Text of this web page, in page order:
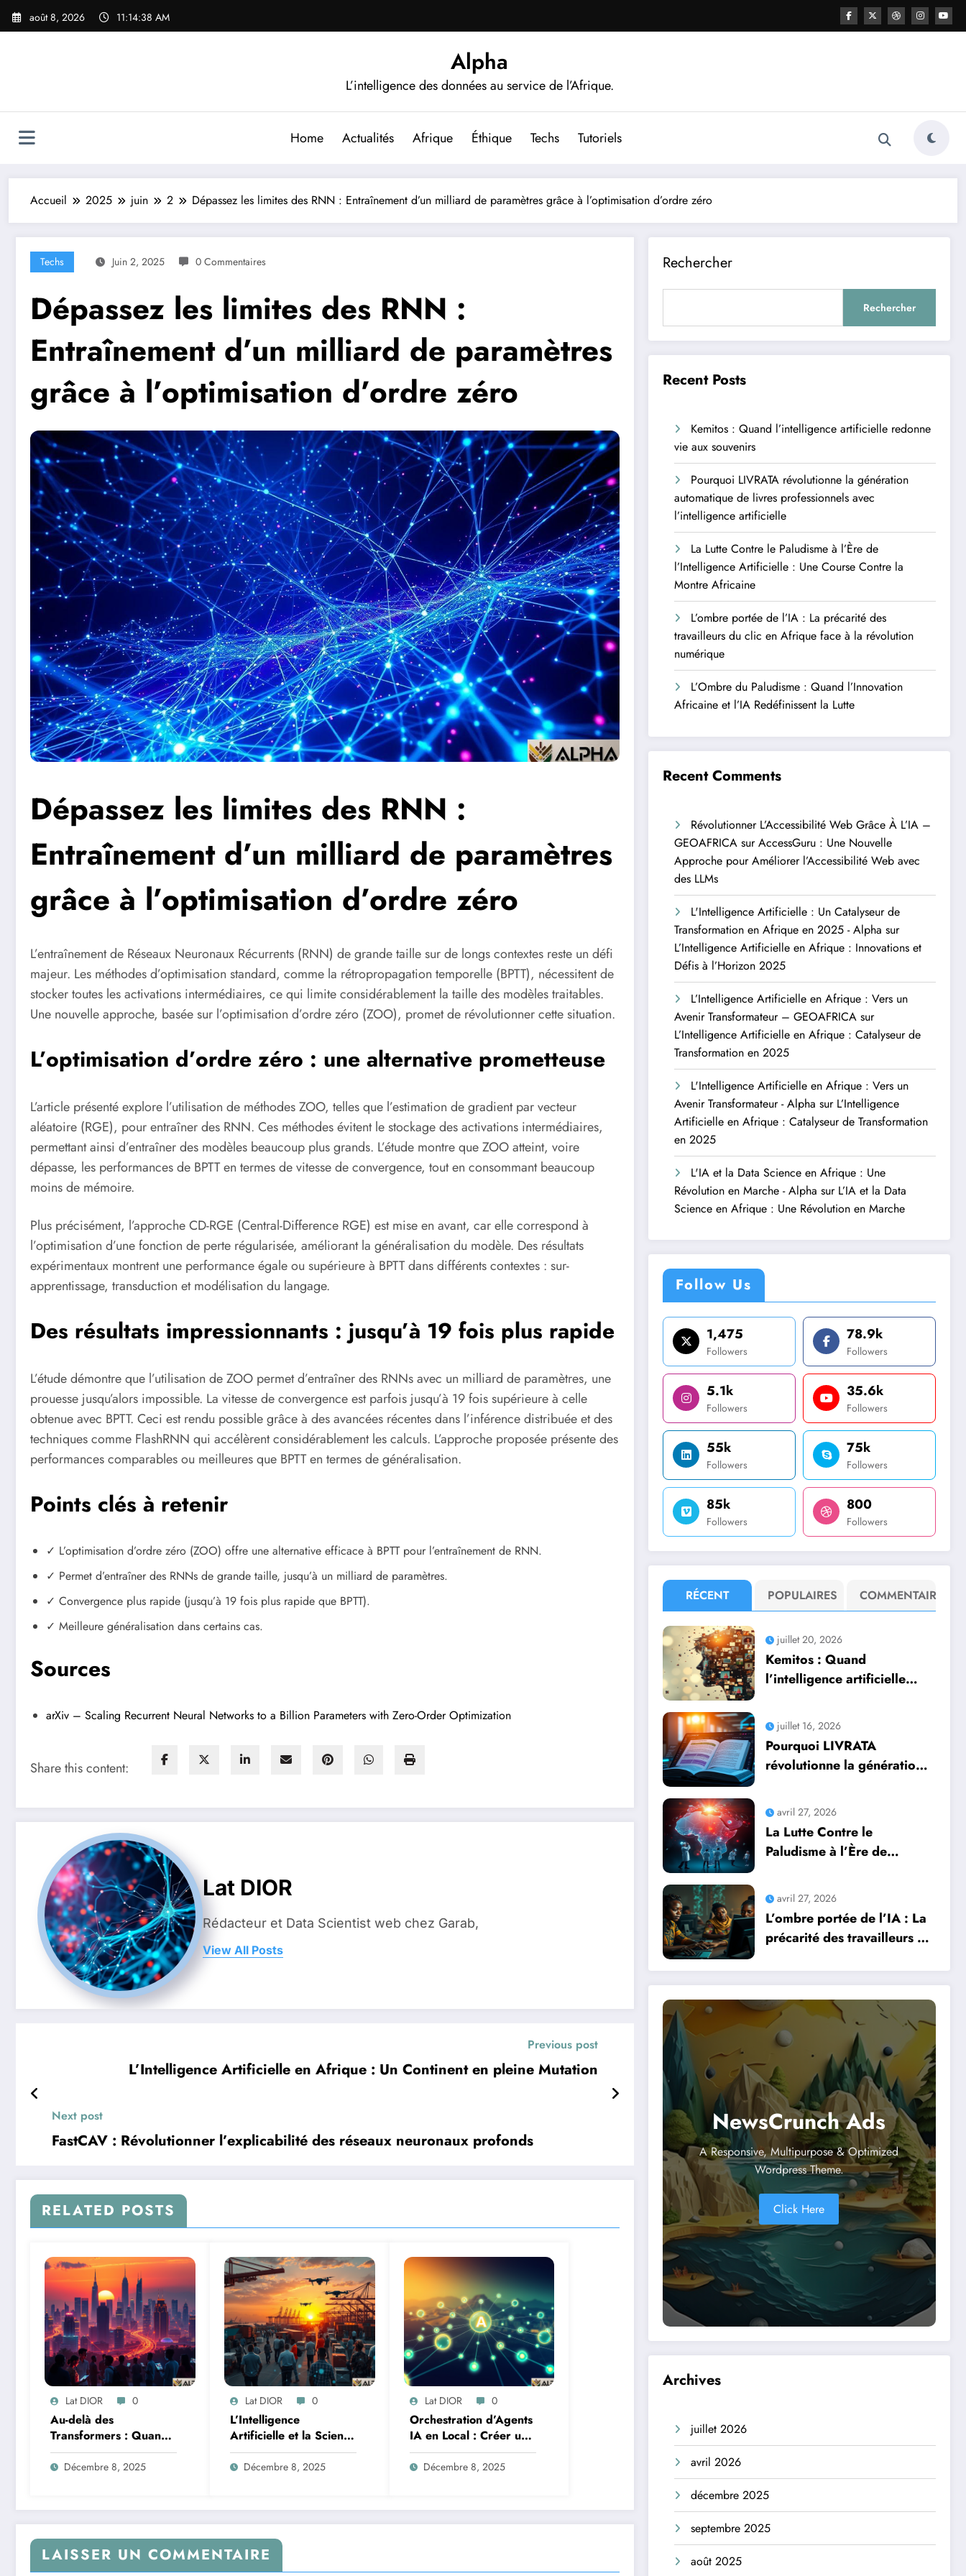
Aller
août 8, 2026 11:14:39 AM
Alpha
L’intelligence des données au service de l’Afrique.
Home Actualités Afrique Éthique Techs Tutoriels
Accueil 2025 juin 2 Dépassez les limites des RNN : Entraînement d’un milliard de paramètres grâce à l’optimisation d’ordre zéro
Techs Juin 2, 2025 0 Commentaires
Dépassez les limites des RNN :
Entraînement d’un milliard de paramètres
grâce à l’optimisation d’ordre zéro
Dépassez les limites des RNN :
Entraînement d’un milliard de paramètres
grâce à l’optimisation d’ordre zéro
L’entraînement de Réseaux Neuronaux Récurrents (RNN) de grande taille sur de longs contextes reste un défi
majeur. Les méthodes d’optimisation standard, comme la rétropropagation temporelle (BPTT), nécessitent de
stocker toutes les activations intermédiaires, ce qui limite considérablement la taille des modèles traitables.
Une nouvelle approche, basée sur l’optimisation d’ordre zéro (ZOO), promet de révolutionner cette situation.
L’optimisation d’ordre zéro : une alternative prometteuse
L’article présenté explore l’utilisation de méthodes ZOO, telles que l’estimation de gradient par vecteur
aléatoire (RGE), pour entraîner des RNN. Ces méthodes évitent le stockage des activations intermédiaires,
permettant ainsi d’entraîner des modèles beaucoup plus grands. L’étude montre que ZOO atteint, voire
dépasse, les performances de BPTT en termes de vitesse de convergence, tout en consommant beaucoup
moins de mémoire.
Plus précisément, l’approche CD-RGE (Central-Difference RGE) est mise en avant, car elle correspond à
l’optimisation d’une fonction de perte régularisée, améliorant la généralisation du modèle. Des résultats
expérimentaux montrent une performance égale ou supérieure à BPTT dans différents contextes : sur-
apprentissage, transduction et modélisation du langage.
Des résultats impressionnants : jusqu’à 19 fois plus rapide
L’étude démontre que l’utilisation de ZOO permet d’entraîner des RNNs avec un milliard de paramètres, une
prouesse jusqu’alors impossible. La vitesse de convergence est parfois jusqu’à 19 fois supérieure à celle
obtenue avec BPTT. Ceci est rendu possible grâce à des avancées récentes dans l’inférence distribuée et des
techniques comme FlashRNN qui accélèrent considérablement les calculs. L’approche proposée présente des
performances comparables ou meilleures que BPTT en termes de généralisation.
Points clés à retenir
✓ L’optimisation d’ordre zéro (ZOO) offre une alternative efficace à BPTT pour l’entraînement de RNN.
✓ Permet d’entraîner des RNNs de grande taille, jusqu’à un milliard de paramètres.
✓ Convergence plus rapide (jusqu’à 19 fois plus rapide que BPTT).
✓ Meilleure généralisation dans certains cas.
Sources
arXiv – Scaling Recurrent Neural Networks to a Billion Parameters with Zero-Order Optimization
Share this content:
Lat DIOR
Rédacteur et Data Scientist web chez Garab,
View All Posts
Previous post
L’Intelligence Artificielle en Afrique : Un Continent en pleine Mutation
Next post
FastCAV : Révolutionner l’explicabilité des réseaux neuronaux profonds
RELATED POSTS
Lat DIOR 0
Au-delà des
Transformers : Quand
les Mélanges d’Experts
Redéfinissent
Décembre 8, 2025
Lat DIOR 0
L’Intelligence
Artificielle et la Science
des Données : Moteurs
de la Transformation
Afrique
Décembre 8, 2025
Lat DIOR 0
Orchestration d’Agents
IA en Local : Créer un
Système Multi-Agent
Autonome avec
Décembre 8, 2025
LAISSER UN COMMENTAIRE
Rechercher
Rechercher
Recent Posts
Kemitos : Quand l’intelligence artificielle redonne
vie aux souvenirs
Pourquoi LIVRATA révolutionne la génération
automatique de livres professionnels avec
l’intelligence artificielle
La Lutte Contre le Paludisme à l’Ère de
l’Intelligence Artificielle : Une Course Contre la
Montre Africaine
L’ombre portée de l’IA : La précarité des
travailleurs du clic en Afrique face à la révolution
numérique
L’Ombre du Paludisme : Quand l’Innovation
Africaine et l’IA Redéfinissent la Lutte
Recent Comments
Révolutionner L’Accessibilité Web Grâce À L’IA –
GEOAFRICA surAccessGuru : Une Nouvelle
Approche pour Améliorer l’Accessibilité Web avec
des LLMs
L'Intelligence Artificielle : Un Catalyseur de
Transformation en Afrique en 2025 - Alpha sur
L’Intelligence Artificielle en Afrique : Innovations et
Défis à l’Horizon 2025
L’Intelligence Artificielle en Afrique : Vers un
Avenir Transformateur – GEOAFRICA sur
L’Intelligence Artificielle en Afrique : Catalyseur de
Transformation en 2025
L'Intelligence Artificielle en Afrique : Vers un
Avenir Transformateur - Alpha sur L’Intelligence
Artificielle en Afrique : Catalyseur de Transformation
en 2025
L'IA et la Data Science en Afrique : Une
Révolution en Marche - Alpha sur L’IA et la Data
Science en Afrique : Une Révolution en Marche
Follow Us
1,475
Followers
78.9k
Followers
5.1k
Followers
35.6k
Followers
55k
Followers
75k
Followers
85k
Followers
800
Followers
RÉCENT POPULAIRES COMMENTAIRE
juillet 20, 2026
Kemitos : Quand
l’intelligence artificielle
juillet 16, 2026
Pourquoi LIVRATA
révolutionne la génération
professionnels avec
l’intelligence artificielle
avril 27, 2026
La Lutte Contre le
Paludisme à l’Ère de
Une Course Contre la
Montre Africaine
avril 27, 2026
L’ombre portée de l’IA : La
précarité des travailleurs du
révolution numérique
NewsCrunch Ads
A Responsive, Multipurpose & Optimized
Wordpress Theme.
Click Here
Archives
juillet 2026
avril 2026
décembre 2025
septembre 2025
août 2025